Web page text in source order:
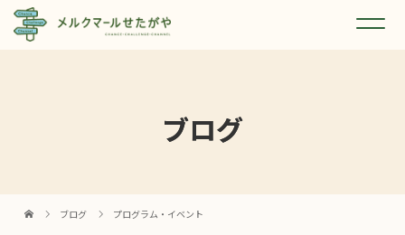
ブログ
ブログ プログラム・イベント